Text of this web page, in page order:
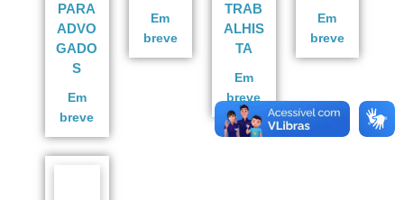
PARA
ADVO
GADO
S
Em
breve
Em
breve
TRAB
ALHIS
TA
Em
breve
Em
breve